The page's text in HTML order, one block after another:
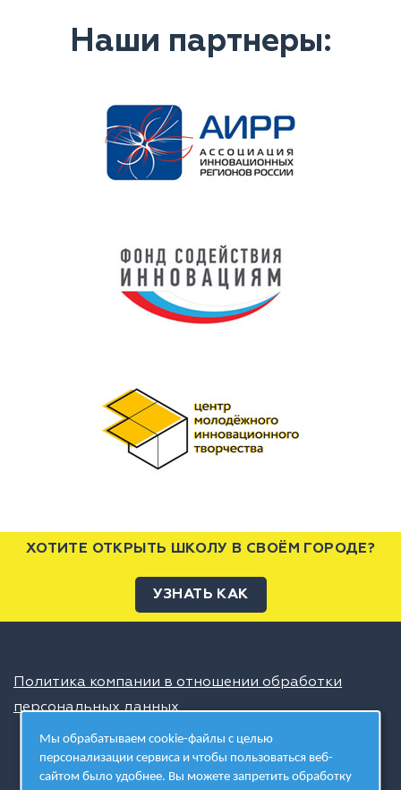
Наши партнеры:
ХОТИТЕ ОТКРЫТЬ ШКОЛУ В СВОЁМ ГОРОДЕ?
УЗНАТЬ КАК
Политика компании в отношении обработки
персональных данных
Мы обрабатываем cookie-файлы с целью
персонализации сервиса и чтобы пользоваться веб-
сайтом было удобнее. Вы можете запретить обработку